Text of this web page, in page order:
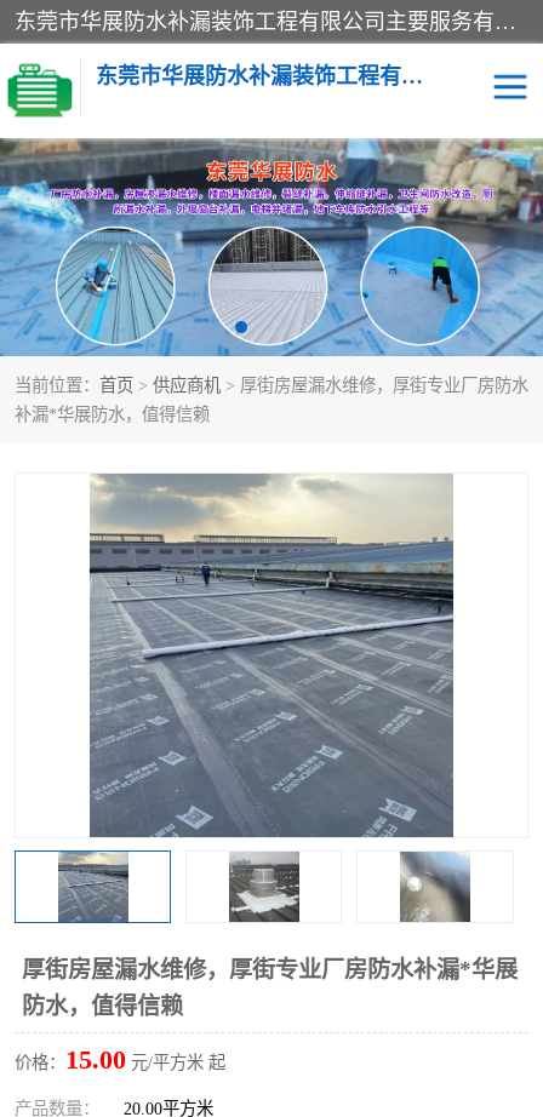
东莞市华展防水补漏装饰工程有限公司主要服务有：东莞防水补漏，东莞厂房防水补漏，东莞房屋渗漏水维修，楼面漏水维修，裂缝补漏，伸缩缝补漏，卫生间防水改造，厕所漏水补漏，外墙窗台补漏，电梯井堵漏，地下车库防水引水工程等
东莞市华展防水补漏装饰工程有限公司
当前位置： 首页 > 供应商机 > 厚街房屋漏水维修，厚街专业厂房防水
补漏*华展防水，值得信赖
厚街房屋漏水维修，厚街专业厂房防水补漏*华展
防水，值得信赖
价格： 15.00 元/平方米 起
产品数量： 20.00平方米
楼面防水补漏 外墙防水补漏
阳台卫生间防水补漏 地下室防水补漏
金属房搭建及补漏